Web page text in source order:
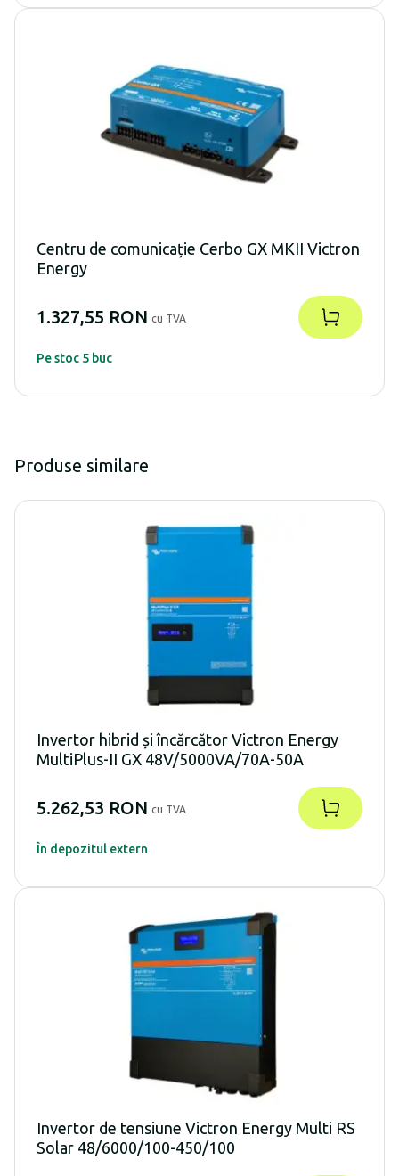
Centru de comunicație Cerbo GX MKII Victron
Energy
1.327,55 RON cu TVA
Pe stoc 5 buc
Produse similare
Invertor hibrid și încărcător Victron Energy
MultiPlus-II GX 48V/5000VA/70A-50A
5.262,53 RON cu TVA
În depozitul extern
Invertor de tensiune Victron Energy Multi RS
Solar 48/6000/100-450/100